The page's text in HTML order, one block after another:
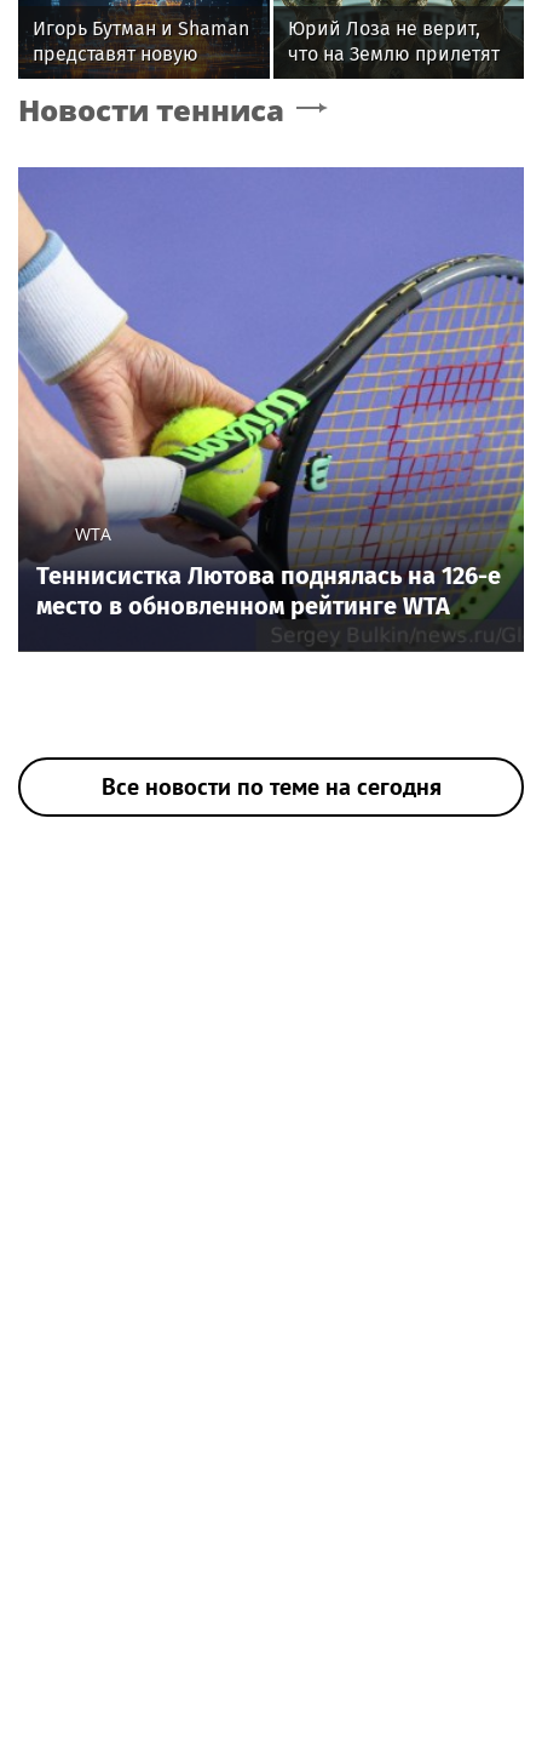
Игорь Бутман и Shaman
представят новую
премьеру 27 октября
Юрий Лоза не верит,
что на Землю прилетят
инопланетяне
Новости тенниса
WTA
Теннисистка Лютова поднялась на 126-е
место в обновленном рейтинге WTA
Все новости по теме на сегодня